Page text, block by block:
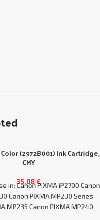
Color (2972B001) Ink Cartridge,
CMY
35,08 €
in: Canon PIXMA iP2700 Canon
Canon PIXMA MP230 Series
MP235 Canon PIXMA MP240